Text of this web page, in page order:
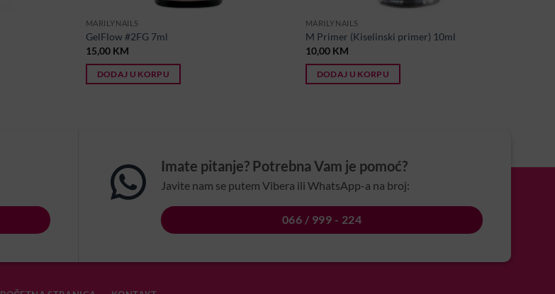
MARILYNAILS
GelFlow #2FG 7ml
15,00 KM
DODAJ U KORPU
MARILYNAILS
M Primer (Kiselinski primer) 10ml
10,00 KM
DODAJ U KORPU
Imate pitanje? Potrebna Vam je pomoć?
Javite nam se putem Vibera ili WhatsApp-a na broj:
066 / 999 - 224